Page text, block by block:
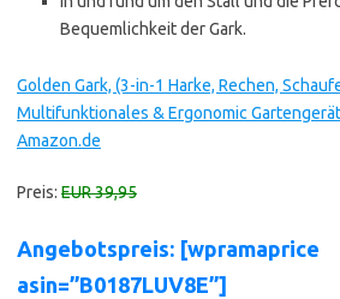
Bequemlichkeit der Gark.
Golden Gark, (3-in-1 Harke, Rechen,
Multifunktionales & Ergonomic
Amazon.de
Preis: EUR 39,95
Angebotspreis: [wpramaprice
asin=”B0187LUV8E”]